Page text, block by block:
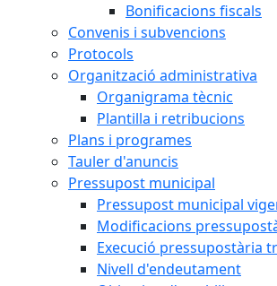
Bonificacions fiscals
Convenis i subvencions
Protocols
Organització administrativa
Organigrama tècnic
Plantilla i retribucions
Plans i programes
Tauler d'anuncis
Pressupost municipal
Pressupost municipal
Modificacions
Execució pressupostària
Nivell d'endeutament